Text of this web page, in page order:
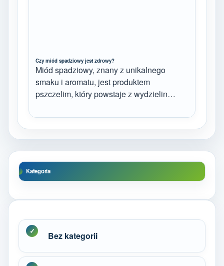
Czy miód spadziowy jest zdrowy?
Miód spadziowy, znany z unikalnego
smaku i aromatu, jest produktem
pszczelim, który powstaje z wydzielin…
Kategoria
Bez kategorii